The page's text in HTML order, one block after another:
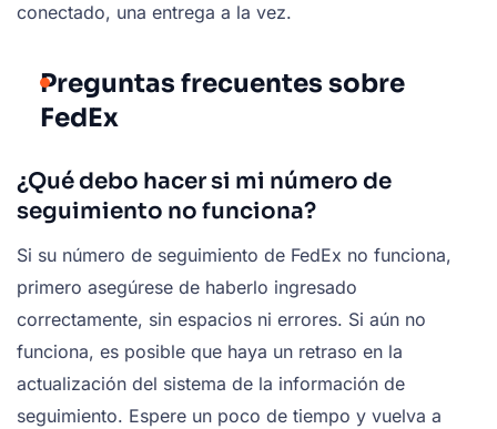
conectado, una entrega a la vez.
Preguntas frecuentes sobre
FedEx
¿Qué debo hacer si mi número de
seguimiento no funciona?
Si su número de seguimiento de FedEx no funciona,
primero asegúrese de haberlo ingresado
correctamente, sin espacios ni errores. Si aún no
funciona, es posible que haya un retraso en la
actualización del sistema de la información de
seguimiento. Espere un poco de tiempo y vuelva a